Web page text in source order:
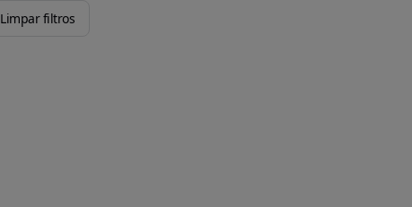
Limpar filtros